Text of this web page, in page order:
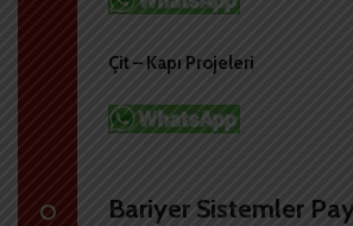
Çit – Kapı Projeleri
Bariyer Sistemler